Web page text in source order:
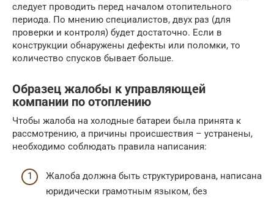
следует проводить перед началом отопительного
периода. По мнению специалистов, двух раз (для
проверки и контроля) будет достаточно. Если в
конструкции обнаружены дефекты или поломки, то
количество спусков бывает больше.
Образец жалобы к управляющей
компании по отоплению
Чтобы жалоба на холодные батареи была принята к
рассмотрению, а причины происшествия – устранены,
необходимо соблюдать правила написания:
Жалоба должна быть структурирована, написана
юридически грамотным языком, без